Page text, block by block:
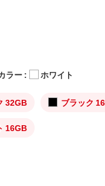
ラー : ホワイト
32GB ブラック
16GB